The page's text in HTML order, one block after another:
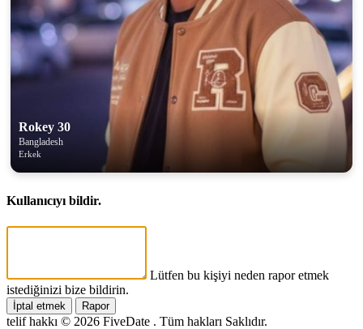
Rokey 30
Bangladesh
Erkek
Kullanıcıyı bildir.
Lütfen bu kişiyi neden rapor etmek
istediğinizi bize bildirin.
İptal etmek Rapor
telif hakkı © 2026 FiveDate . Tüm hakları Saklıdır.